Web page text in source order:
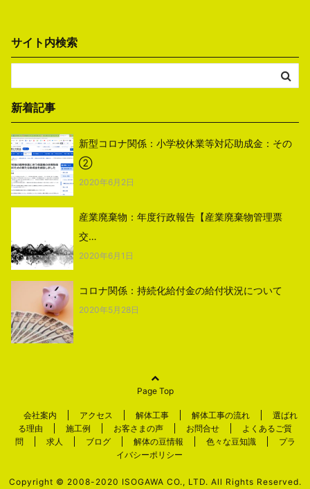
サイト内検索
新着記事
新型コロナ関係：小学校休業等対応助成金：その
②
2020年6月2日
産業廃棄物：年度行政報告【産業廃棄物管理票
交…
2020年6月1日
コロナ関係：持続化給付金の給付状況について
2020年5月28日
Page Top
会社案内 アクセス 解体工事 解体工事の流れ
選ばれ
る理由
施工例 お客さまの声 お問合せ
よくあるご質
問
求人 ブログ 解体の豆情報 色々な豆知識
プラ
イバシーポリシー
Copyright © 2008-2020 ISOGAWA CO., LTD. All Rights Reserved.